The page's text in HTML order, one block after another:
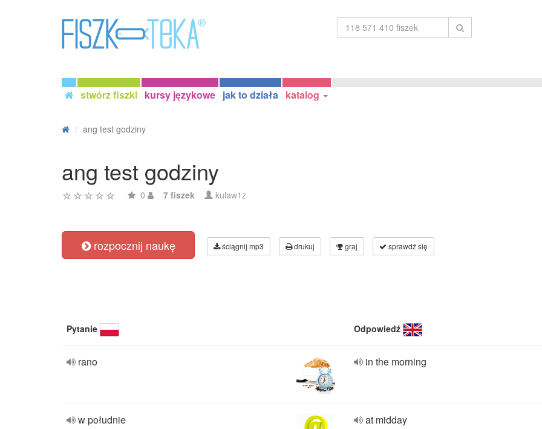
stwórz fiszki kursy językowe jak to działa katalog
ang test godziny
ang test godziny
0 7 fiszek kulaw1z
rozpocznij naukę ściągnij mp3 drukuj graj sprawdź się
Pytanie Odpowiedź
rano in the morning
w południe at midday